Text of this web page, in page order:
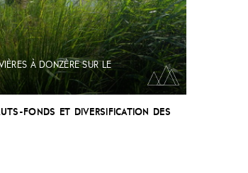
À DONZÈRE SUR LE
FONDS ET DIVERSIFICATION DES